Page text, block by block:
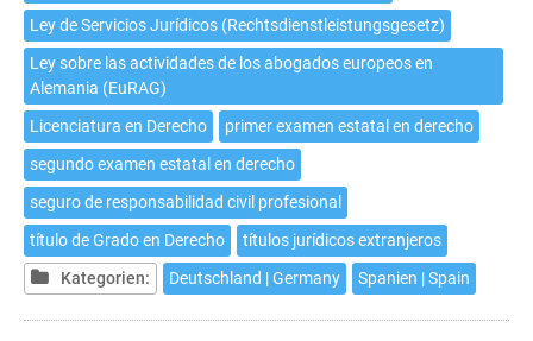
Ley de Servicios Jurídicos (Rechtsdienstleistungsgesetz)
Ley sobre las actividades de los abogados europeos en
Alemania (EuRAG)
Licenciatura en Derecho
primer examen estatal en derecho
segundo examen estatal en derecho
seguro de responsabilidad civil profesional
título de Grado en Derecho
títulos jurídicos extranjeros
Kategorien:
Deutschland | Germany Spanien | Spain